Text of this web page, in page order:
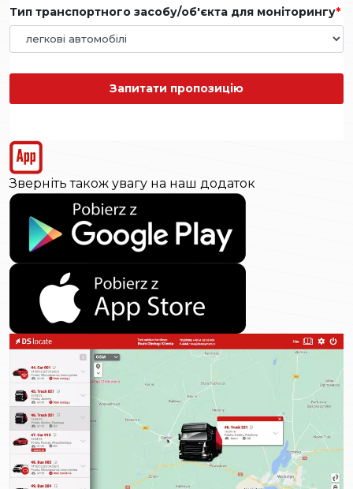
Тип транспортного засобу/об'єкта для моніторингу
Запитати пропозицію
Зверніть також увагу на наш додаток